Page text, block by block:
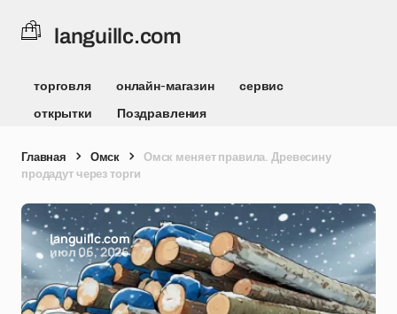
languillc.com
торговля онлайн-магазин
сервис
открытки
Поздравления
Главная Омск
Омск меняет правила. Древесину
продадут через торги
languillc.com
июл 06, 2026